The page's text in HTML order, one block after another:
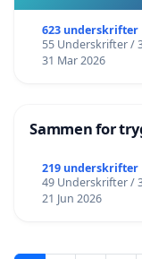
623 underskrifter
55 Underskrifter /
31 Mar 2026
Sammen for
219 underskrifter
49 Underskrifter /
21 Jun 2026